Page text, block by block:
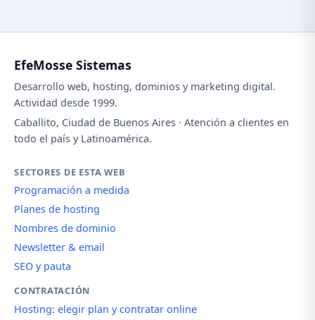
EfeMosse Sistemas
Desarrollo web, hosting, dominios y marketing digital.
Actividad desde 1999.
Caballito, Ciudad de Buenos Aires · Atención a clientes en
todo el país y Latinoamérica.
SECTORES DE ESTA WEB
Programación a medida
Planes de hosting
Nombres de dominio
Newsletter & email
SEO y pauta
CONTRATACIÓN
Hosting: elegir plan y contratar online